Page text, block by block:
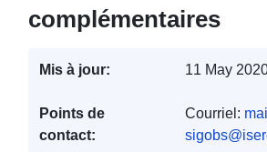
complémentaires
Mis à jour: 11 May
Points de
contact:
Courriel: